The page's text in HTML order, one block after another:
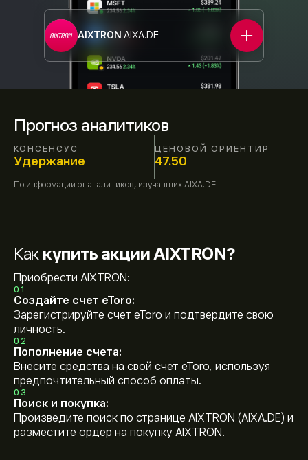
Прогноз аналитиков
КОНСЕНСУС
Удержание
ЦЕНОВОЙ ОРИЕНТИР
47.50
По информации от аналитиков, изучавших AIXA.DE
AIXTRON AIXA.DE
Как купить акции AIXTRON?
Приобрести AIXTRON:
01
Создайте счет eToro:
Зарегистрируйте счет eToro и подтвердите свою
личность.
02
Пополнение счета:
Внесите средства на свой счет eToro, используя
предпочтительный способ оплаты.
03
Поиск и покупка:
Произведите поиск по странице AIXTRON (AIXA.DE) и
разместите ордер на покупку AIXTRON.